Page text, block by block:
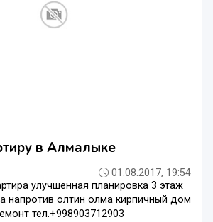
в Алмалыке
01.08.2017, 19:54
улучшенная планировка 3 этаж
напротив олтин олма кирпичный дом
тел.+998903712903